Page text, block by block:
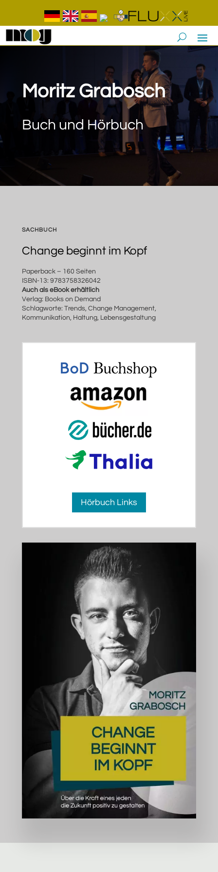
Moritz Grabosch
Buch und Hörbuch
SACHBUCH
Change beginnt im Kopf
Paperback – 160 Seiten
ISBN-13: 9783758326042
Auch als eBook erhältlich
Verlag: Books on Demand
Schlagworte: Trends, Change Management,
Kommunikation, Haltung, Lebensgestaltung
Hörbuch Links